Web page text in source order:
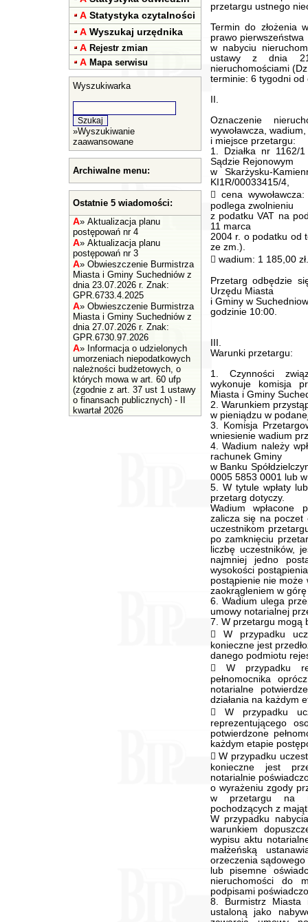
A Statystyka czytalności
A Wyszukaj urzędnika
A Rejestr zmian
A Mapa serwisu
Wyszukiwarka
»Wyszukiwanie
zaawansowane
Archiwalne menu:
Ostatnie 5 wiadomości:
A» Aktualizacja planu
postępowań nr 4
A» Aktualizacja planu
postępowań nr 3
A» Obwieszczenie Burmistrza
Miasta i Gminy Suchedniów z
dnia 23.07.2026 r. Znak:
GPR.6733.4.2025
A» Obwieszczenie Burmistrza
Miasta i Gminy Suchedniów z
dnia 27.07.2026 r. Znak:
GPR.6730.97.2026
A» Informacja o udzielonych
umorzeniach niepodatkowych
należności budżetowych, o
których mowa w art. 60 ufp
(zgodnie z art. 37 ust 1 ustawy
o finansach publicznych) - II
kwartał 2026
przetargu ustnego
Termin do złożenia
prawo pierwszeństwa
w nabyciu
ustawy z dnia
nieruchomościami
terminie: 6 tygodni od
II.
Oznaczenie
wywoławcza,
i miejsce przetargu:
1. Działka nr 1162/
Sądzie Rejonowym
w Skarżysku-
KI1R/00033415/4,
 cena
podlega zwolnieniu
z podatku VAT na
11 marca
2004 r. o podatku od
ze zm.).
 wadium: 1 185,00 zł.
Przetarg odbędzie
Urzędu Miasta
i Gminy w
godzinie 10:00.
III.
Warunki przetargu:
1. Czynności
wykonuje komisja
Miasta i Gminy
2. Warunkiem
w pieniądzu w
3. Komisja
wniesienie wadium
4. Wadium należy
rachunek Gminy
w Banku
0005 5853 0001 lub
5. W tytule wpłaty
przetarg dotyczy.
Wadium wpłacone
zalicza się na poczet
uczestnikom
po zamknięciu
liczbę uczestników,
najmniej jedno
wysokości
postąpienie nie może
zaokrągleniem w górę
6. Wadium ulega
umowy notarialnej
7. W przetargu mogą
 W przypadku
konieczne jest
danego podmiotu
 W przypadku
pełnomocnika
notarialne
działania na każdym
 W przypadku
reprezentującego
potwierdzone
każdym etapie
 W przypadku
konieczne jest
notarialnie
o wyrażeniu zgody
w przetargu na
pochodzących z
W przypadku
warunkiem
wypisu aktu
małżeńską
orzeczenia
lub pisemne
nieruchomości do
podpisami
8. Burmistrz Miasta
ustaloną jako